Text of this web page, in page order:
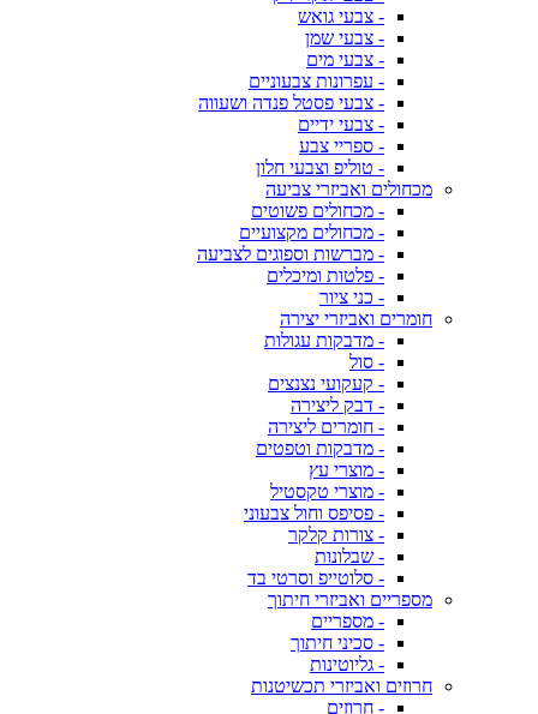
- צבעי גואש
- צבעי שמן
- צבעי מים
- עפרונות צבעוניים
- צבעי פסטל פנדה ושעווה
- צבעי ידיים
- ספריי צבע
- טוליפ וצבעי חלון
מכחולים ואביזרי צביעה
- מכחולים פשוטים
- מכחולים מקצועיים
- מברשות וספוגים לצביעה
- פלטות ומיכלים
- כני ציור
חומרים ואביזרי יצירה
- מדבקות עגולות
- סול
- קעקועי נצנצים
- דבק ליצירה
- חומרים ליצירה
- מדבקות וטפטים
- מוצרי עץ
- מוצרי טקסטיל
- פסיפס וחול צבעוני
- צורות קלקר
- שבלונות
- סלוטייפ וסרטי בד
מספריים ואביזרי חיתוך
- מספריים
- סכיני חיתוך
- גליוטינות
חרוזים ואביזרי תכשיטנות
- חרוזים